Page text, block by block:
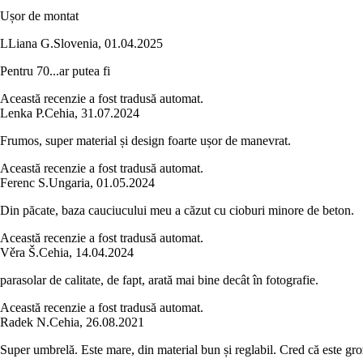
Ușor de montat
LLiana G.Slovenia, 01.04.2025
Pentru 70...ar putea fi
Această recenzie a fost tradusă automat.
Lenka P.Cehia, 31.07.2024
Frumos, super material și design foarte ușor de manevrat.
Această recenzie a fost tradusă automat.
Ferenc S.Ungaria, 01.05.2024
Din păcate, baza cauciucului meu a căzut cu cioburi minore de beton.
Această recenzie a fost tradusă automat.
Věra Š.Cehia, 14.04.2024
parasolar de calitate, de fapt, arată mai bine decât în fotografie.
Această recenzie a fost tradusă automat.
Radek N.Cehia, 26.08.2021
Super umbrelă. Este mare, din material bun și reglabil. Cred că este